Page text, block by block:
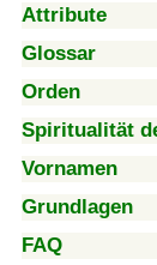
Attribute
Glossar
Orden
Spiritualität
Vornamen
Grundlagen
FAQ